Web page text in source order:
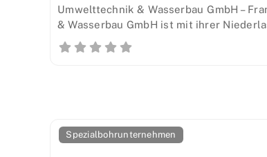
Umwelttechnik & Wasserbau GmbH –
& Wasserbau GmbH ist mit ihrer
Spezialbohrunternehmen